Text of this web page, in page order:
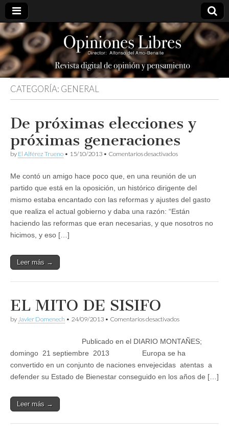
opinioneslibres
CATEGORÍA: GENERAL
De próximas elecciones y
próximas generaciones
by El Alférez Trueno • 15/10/2013 • Comentarios desactivadosen
elecciones
y
generaciones
Me contó un amigo hace poco que, en una reunión de un
partido que está en la oposición, un histórico dirigente del
mismo estaba encantado con las reformas y ajustes del gasto
que realiza el actual gobierno y daba una razón: “Están
haciendo las reformas que eran necesarias, y que nosotros no
hicimos, y eso […]
Leer más →
EL MITO DE SISIFO
by Javier Domenech • 24/09/2013 • Comentarios desactivadosen
DE
SISIFO
Publicado en el DIARIO MONTAÑES;
domingo 21 septiembre 2013 Europa se ha
convertido en un conjunto de naciones envejecidas atentas a
defender su Estado de Bienestar conseguido en los años de […]
Leer más →